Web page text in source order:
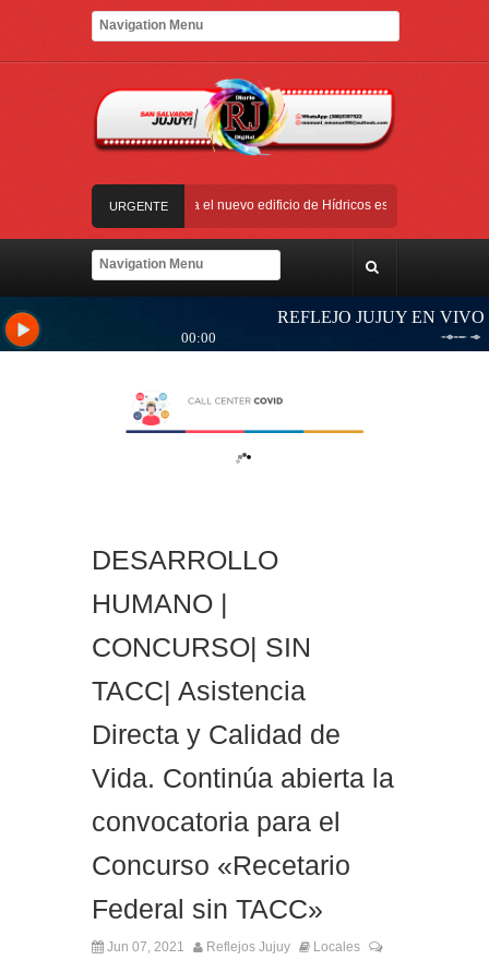
URGENTE
Las obras para el nuevo edificio de Hídricos están en plena ejecución
de Salud para personas con discapacidad
DESARROLLO
HUMANO |
CONCURSO| SIN
TACC| Asistencia
Directa y Calidad de
Vida. Continúa abierta la
convocatoria para el
Concurso «Recetario
Federal sin TACC»
Jun 07, 2021 Reflejos Jujuy
Locales